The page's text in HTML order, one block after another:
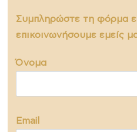
Συμπληρώστε τη φόρμα
επικοινωνήσουμε εμείς
Όνομα
Εmail